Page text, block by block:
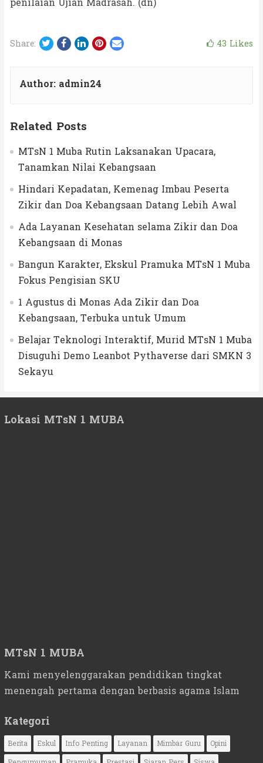
Share: Twitter
Facebook
LinkedIn
Pinterest
Email 43 Likes
Author: admin24
Related Posts
MTsN 1 Muba Rutin Laksanakan Upacara,
Tanamkan Nilai Kebangsaan
Hindari Kepadatan, Kemenag Imbau Peserta
Zikir dan Doa Kebangsaan Datang Lebih Awal
Ada Layanan Kesehatan selama Zikir dan Doa
Kebangsaan di Monas
Bangun Karakter, Ekskul Pramuka MTsN 1 Muba
Fokus Pengisian SKU
1 Agustus di Monas Ada Zikir dan Doa
Kebangsaan, Terbuka untuk Umum
Belajar Teknologi Interaktif, Murid MTsN 1 Muba
Disuguhi Demo Leanbot Pythaverse dari SMKN 3
Sekayu
Lokasi MTsN 1 MUBA
MTsN 1 MUBA
Kami menyelenggarakan pendidikan tingkat
menengah pertama dengan berbasis agama Islam
Kategori
Berita Eskul Info Penting Layanan Mimbar Guru
Opini